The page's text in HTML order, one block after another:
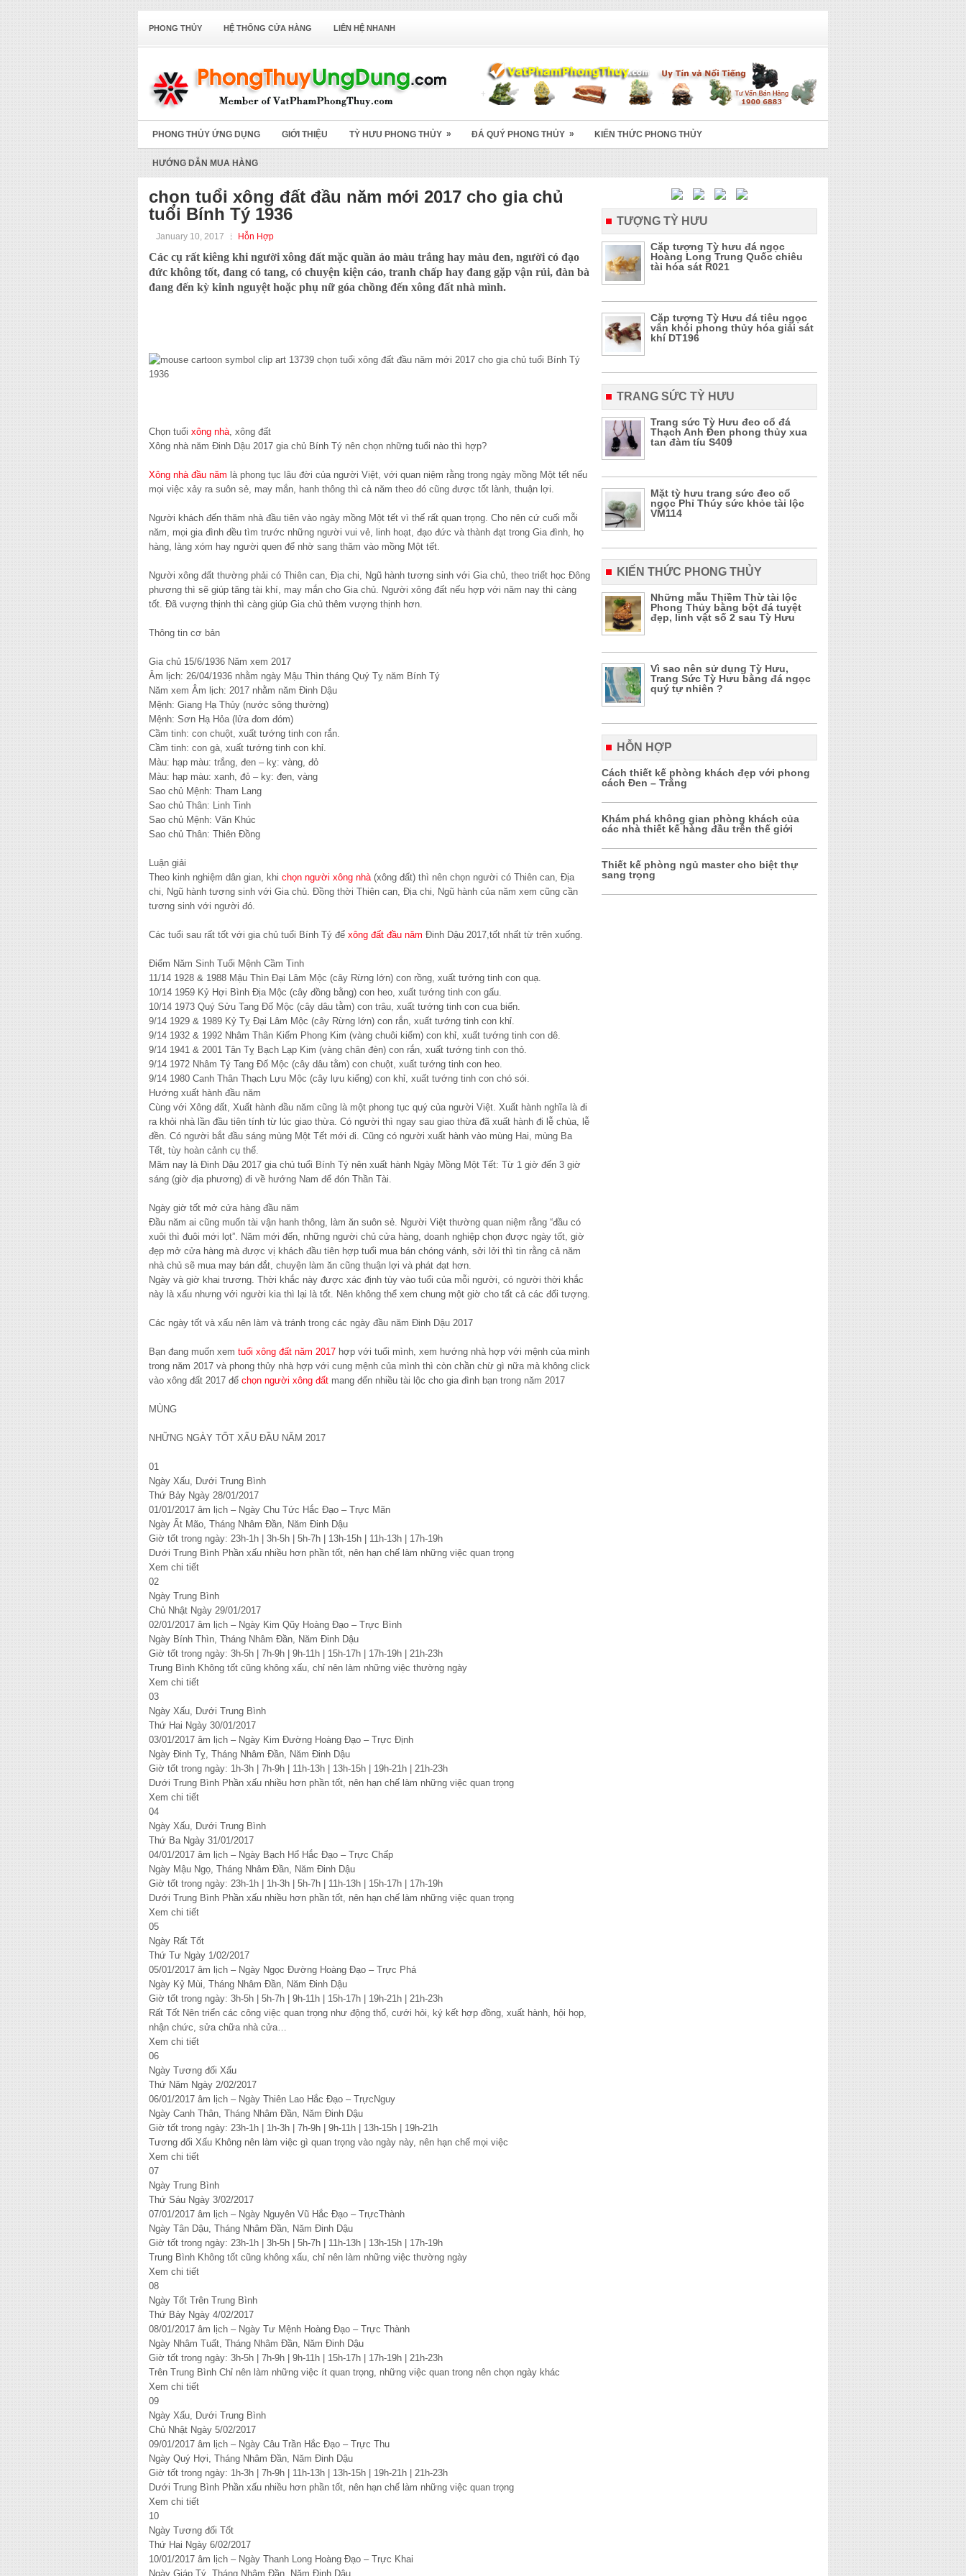
PHONG THỦY HỆ THỐNG CỬA HÀNG LIÊN HỆ NHANH
PHONG THỦY ỨNG DỤNG GIỚI THIỆU TỲ HƯU PHONG THỦY » ĐÁ QUÝ PHONG THỦY » KIẾN THỨC PHONG THỦY
HƯỚNG DẪN MUA HÀNG
chọn tuổi xông đất đầu năm mới 2017 cho gia chủ
tuổi Bính Tý 1936
January 10, 2017 Hỗn Hợp
Các cụ rất kiêng khi người xông đất mặc quần áo màu trắng hay màu đen, người có đạo
đức không tốt, đang có tang, có chuyện kiện cáo, tranh chấp hay đang gặp vận rủi, đàn bà
đang đến kỳ kinh nguyệt hoặc phụ nữ góa chồng đến xông đất nhà mình.
Chọn tuổi xông nhà, xông đất
Xông nhà năm Đinh Dậu 2017 gia chủ Bính Tý nên chọn những tuổi nào thì hợp?
Xông nhà đầu năm là phong tục lâu đời của người Việt, với quan niệm rằng trong ngày mồng Một tết nếu
mọi việc xảy ra suôn sẻ, may mắn, hanh thông thì cả năm theo đó cũng được tốt lành, thuận lợi.
Người khách đến thăm nhà đầu tiên vào ngày mồng Một tết vì thế rất quan trọng. Cho nên cứ cuối mỗi
năm, mọi gia đình đều tìm trước những người vui vẻ, linh hoạt, đạo đức và thành đạt trong Gia đình, họ
hàng, làng xóm hay người quen để nhờ sang thăm vào mồng Một tết.
Người xông đất thường phải có Thiên can, Địa chi, Ngũ hành tương sinh với Gia chủ, theo triết học Đông
phương thì sẽ giúp tăng tài khí, may mắn cho Gia chủ. Người xông đất nếu hợp với năm nay thì càng
tốt. Đã vượng thịnh thì càng giúp Gia chủ thêm vượng thịnh hơn.
Thông tin cơ bản
Gia chủ 15/6/1936 Năm xem 2017
Âm lịch: 26/04/1936 nhằm ngày Mậu Thìn tháng Quý Tỵ năm Bính Tý
Năm xem Âm lịch: 2017 nhằm năm Đinh Dậu
Mệnh: Giang Hạ Thủy (nước sông thường)
Mệnh: Sơn Hạ Hỏa (lửa đom đóm)
Cầm tinh: con chuột, xuất tướng tinh con rắn.
Cầm tinh: con gà, xuất tướng tinh con khỉ.
Màu: hạp màu: trắng, đen – kỵ: vàng, đỏ
Màu: hạp màu: xanh, đỏ – kỵ: đen, vàng
Sao chủ Mệnh: Tham Lang
Sao chủ Thân: Linh Tinh
Sao chủ Mệnh: Văn Khúc
Sao chủ Thân: Thiên Đồng
Luận giải
Theo kinh nghiệm dân gian, khi chọn người xông nhà(xông đất) thì nên chọn người có Thiên can, Địa
chi, Ngũ hành tương sinh với Gia chủ. Đồng thời Thiên can, Địa chi, Ngũ hành của năm xem cũng cần
tương sinh với người đó.
Các tuổi sau rất tốt với gia chủ tuổi Bính Tý để xông đất đầu năm Đinh Dậu 2017,tốt nhất từ trên xuống.
Điểm Năm Sinh Tuổi Mệnh Cầm Tinh
11/14 1928 & 1988 Mậu Thìn Đại Lâm Mộc (cây Rừng lớn) con rồng, xuất tướng tinh con quạ.
10/14 1959 Kỷ Hợi Bình Địa Mộc (cây đồng bằng) con heo, xuất tướng tinh con gấu.
10/14 1973 Quý Sửu Tang Đố Mộc (cây dâu tằm) con trâu, xuất tướng tinh con cua biển.
9/14 1929 & 1989 Kỷ Tỵ Đại Lâm Mộc (cây Rừng lớn) con rắn, xuất tướng tinh con khỉ.
9/14 1932 & 1992 Nhâm Thân Kiếm Phong Kim (vàng chuôi kiếm) con khỉ, xuất tướng tinh con dê.
9/14 1941 & 2001 Tân Tỵ Bạch Lạp Kim (vàng chân đèn) con rắn, xuất tướng tinh con thỏ.
9/14 1972 Nhâm Tý Tang Đố Mộc (cây dâu tằm) con chuột, xuất tướng tinh con heo.
9/14 1980 Canh Thân Thạch Lựu Mộc (cây lựu kiểng) con khỉ, xuất tướng tinh con chó sói.
Hướng xuất hành đầu năm
Cùng với Xông đất, Xuất hành đầu năm cũng là một phong tục quý của người Việt. Xuất hành nghĩa là đi
ra khỏi nhà lần đầu tiên tính từ lúc giao thừa. Có người thì ngay sau giao thừa đã xuất hành đi lễ chùa, lễ
đền. Có người bắt đầu sáng mùng Một Tết mới đi. Cũng có người xuất hành vào mùng Hai, mùng Ba
Tết, tùy hoàn cảnh cụ thể.
Măm nay là Đinh Dậu 2017 gia chủ tuổi Bính Tý nên xuất hành Ngày Mồng Một Tết: Từ 1 giờ đến 3 giờ
sáng (giờ địa phương) đi về hướng Nam để đón Thần Tài.
Ngày giờ tốt mở cửa hàng đầu năm
Đầu năm ai cũng muốn tài vận hanh thông, làm ăn suôn sẻ. Người Việt thường quan niệm rằng “đầu có
xuôi thì đuôi mới lọt”. Năm mới đến, những người chủ cửa hàng, doanh nghiệp chọn được ngày tốt, giờ
đẹp mở cửa hàng mà được vị khách đầu tiên hợp tuổi mua bán chóng vánh, sởi lởi thì tin rằng cả năm
nhà chủ sẽ mua may bán đắt, chuyện làm ăn cũng thuận lợi và phát đạt hơn.
Ngày và giờ khai trương. Thời khắc này được xác định tùy vào tuổi của mỗi người, có người thời khắc
này là xấu nhưng với người kia thì lại là tốt. Nên không thể xem chung một giờ cho tất cả các đối tượng.
Các ngày tốt và xấu nên làm và tránh trong các ngày đầu năm Đinh Dậu 2017
Bạn đang muốn xem tuổi xông đất năm 2017 hợp với tuổi mình, xem hướng nhà hợp với mệnh của mình
trong năm 2017 và phong thủy nhà hợp với cung mệnh của mình thì còn chần chừ gì nữa mà không click
vào xông đất 2017 để chọn người xông đất mang đến nhiều tài lộc cho gia đình bạn trong năm 2017
MÙNG
NHỮNG NGÀY TỐT XẤU ĐẦU NĂM 2017
01
Ngày Xấu, Dưới Trung Bình
Thứ Bảy Ngày 28/01/2017
01/01/2017 âm lịch – Ngày Chu Tức Hắc Đạo – Trực Mãn
Ngày Ất Mão, Tháng Nhâm Đần, Năm Đinh Dậu
Giờ tốt trong ngày: 23h-1h | 3h-5h | 5h-7h | 13h-15h | 11h-13h | 17h-19h
Dưới Trung Bình Phần xấu nhiều hơn phần tốt, nên hạn chế làm những việc quan trọng
Xem chi tiết
02
Ngày Trung Bình
Chủ Nhật Ngày 29/01/2017
02/01/2017 âm lịch – Ngày Kim Qũy Hoàng Đạo – Trực Bình
Ngày Bính Thìn, Tháng Nhâm Đần, Năm Đinh Dậu
Giờ tốt trong ngày: 3h-5h | 7h-9h | 9h-11h | 15h-17h | 17h-19h | 21h-23h
Trung Bình Không tốt cũng không xấu, chỉ nên làm những việc thường ngày
Xem chi tiết
03
Ngày Xấu, Dưới Trung Bình
Thứ Hai Ngày 30/01/2017
03/01/2017 âm lịch – Ngày Kim Đường Hoàng Đạo – Trực Định
Ngày Đinh Tỵ, Tháng Nhâm Đần, Năm Đinh Dậu
Giờ tốt trong ngày: 1h-3h | 7h-9h | 11h-13h | 13h-15h | 19h-21h | 21h-23h
Dưới Trung Bình Phần xấu nhiều hơn phần tốt, nên hạn chế làm những việc quan trọng
Xem chi tiết
04
Ngày Xấu, Dưới Trung Bình
Thứ Ba Ngày 31/01/2017
04/01/2017 âm lịch – Ngày Bạch Hổ Hắc Đạo – Trực Chấp
Ngày Mậu Ngọ, Tháng Nhâm Đần, Năm Đinh Dậu
Giờ tốt trong ngày: 23h-1h | 1h-3h | 5h-7h | 11h-13h | 15h-17h | 17h-19h
Dưới Trung Bình Phần xấu nhiều hơn phần tốt, nên hạn chế làm những việc quan trọng
Xem chi tiết
05
Ngày Rất Tốt
Thứ Tư Ngày 1/02/2017
05/01/2017 âm lịch – Ngày Ngọc Đường Hoàng Đạo – Trực Phá
Ngày Kỷ Mùi, Tháng Nhâm Đần, Năm Đinh Dậu
Giờ tốt trong ngày: 3h-5h | 5h-7h | 9h-11h | 15h-17h | 19h-21h | 21h-23h
Rất Tốt Nên triển các công việc quan trọng như động thổ, cưới hỏi, ký kết hợp đồng, xuất hành, hội họp,
nhận chức, sửa chữa nhà cửa…
Xem chi tiết
06
Ngày Tương đối Xấu
Thứ Năm Ngày 2/02/2017
06/01/2017 âm lịch – Ngày Thiên Lao Hắc Đạo – TrựcNguy
Ngày Canh Thân, Tháng Nhâm Đần, Năm Đinh Dậu
Giờ tốt trong ngày: 23h-1h | 1h-3h | 7h-9h | 9h-11h | 13h-15h | 19h-21h
Tương đối Xấu Không nên làm việc gì quan trọng vào ngày này, nên hạn chế mọi việc
Xem chi tiết
07
Ngày Trung Bình
Thứ Sáu Ngày 3/02/2017
07/01/2017 âm lịch – Ngày Nguyên Vũ Hắc Đạo – TrựcThành
Ngày Tân Dậu, Tháng Nhâm Đần, Năm Đinh Dậu
Giờ tốt trong ngày: 23h-1h | 3h-5h | 5h-7h | 11h-13h | 13h-15h | 17h-19h
Trung Bình Không tốt cũng không xấu, chỉ nên làm những việc thường ngày
Xem chi tiết
08
Ngày Tốt Trên Trung Bình
Thứ Bảy Ngày 4/02/2017
08/01/2017 âm lịch – Ngày Tư Mệnh Hoàng Đạo – Trực Thành
Ngày Nhâm Tuất, Tháng Nhâm Đần, Năm Đinh Dậu
Giờ tốt trong ngày: 3h-5h | 7h-9h | 9h-11h | 15h-17h | 17h-19h | 21h-23h
Trên Trung Bình Chỉ nên làm những việc ít quan trọng, những việc quan trong nên chọn ngày khác
Xem chi tiết
09
Ngày Xấu, Dưới Trung Bình
Chủ Nhật Ngày 5/02/2017
09/01/2017 âm lịch – Ngày Câu Trần Hắc Đạo – Trực Thu
Ngày Quý Hợi, Tháng Nhâm Đần, Năm Đinh Dậu
Giờ tốt trong ngày: 1h-3h | 7h-9h | 11h-13h | 13h-15h | 19h-21h | 21h-23h
Dưới Trung Bình Phần xấu nhiều hơn phần tốt, nên hạn chế làm những việc quan trọng
Xem chi tiết
10
Ngày Tương đối Tốt
Thứ Hai Ngày 6/02/2017
10/01/2017 âm lịch – Ngày Thanh Long Hoàng Đạo – Trực Khai
Ngày Giáp Tý, Tháng Nhâm Đần, Năm Đinh Dậu
TƯỢNG TỲ HƯU
Cặp tượng Tỳ hưu đá ngọc
Hoàng Long Trung Quốc chiêu
tài hóa sát R021
Cặp tượng Tỳ Hưu đá tiêu ngọc
vân khói phong thủy hóa giải sát
khí DT196
TRANG SỨC TỲ HƯU
Trang sức Tỳ Hưu đeo cổ đá
Thạch Anh Đen phong thủy xua
tan đàm tíu S409
Mặt tỳ hưu trang sức đeo cổ
ngọc Phỉ Thúy sức khỏe tài lộc
VM114
KIẾN THỨC PHONG THỦY
Những mẫu Thiềm Thừ tài lộc
Phong Thủy bằng bột đá tuyệt
đẹp, linh vật số 2 sau Tỳ Hưu
Vì sao nên sử dụng Tỳ Hưu,
Trang Sức Tỳ Hưu bằng đá ngọc
quý tự nhiên ?
HỖN HỢP
Cách thiết kế phòng khách đẹp với phong
cách Đen – Trắng
Khám phá không gian phòng khách của
các nhà thiết kế hàng đầu trên thế giới
Thiết kế phòng ngủ master cho biệt thự
sang trọng